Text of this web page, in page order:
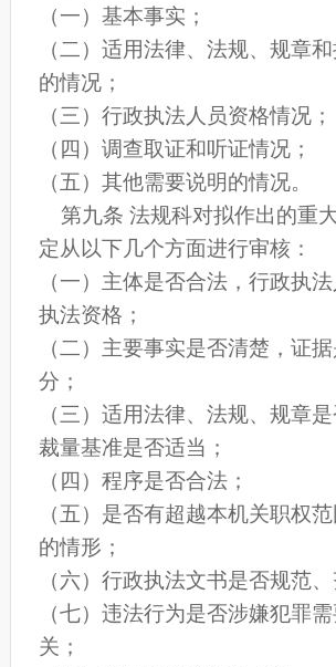
（一）基本事实；
（二）适用法律、法规、规章
的情况；
（三）行政执法人员资格情况；
（四）调查取证和听证情况；
（五）其他需要说明的情况。
第九条 法规科对拟作出的重
定从以下几个方面进行审核：
（一）主体是否合法，行政执
执法资格；
（二）主要事实是否清楚，证
分；
（三）适用法律、法规、规章
裁量基准是否适当；
（四）程序是否合法；
（五）是否有超越本机关职权
的情形；
（六）行政执法文书是否规范、
（七）违法行为是否涉嫌犯罪
关；